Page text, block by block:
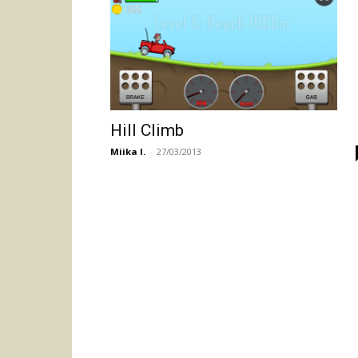
Hill Climb
Miika I. - 27/03/2013